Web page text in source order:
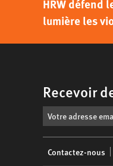
HRW défend
lumière les
Recevoir
menu
Contactez-nous